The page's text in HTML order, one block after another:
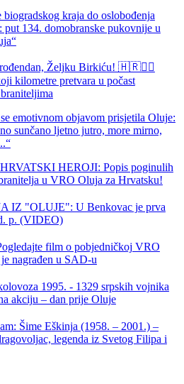
biogradskog kraja do oslobođenja
put 134. domobranske pukovnije u
rođendan, Željku Birkiću! 🇭🇷🏃‍♂️
kilometre pretvara u počast
emotivnom objavom prisjetila Oluje:
sunčano ljetno jutro, more mirno,
HEROJI: Popis poginulih
u VRO Oluja za Hrvatsku!
IZ "OLUJE": U Benkovac je prva
p. (VIDEO)
film o pobjedničkoj VRO
nagrađen u SAD-u
1995. - 1329 srpskih vojnika
akciju – dan prije Oluje
Šime Eškinja (1958. – 2001.) –
legenda iz Svetog Filipa i